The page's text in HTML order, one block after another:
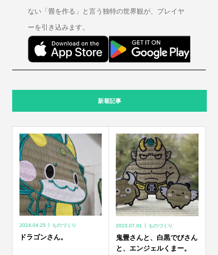
ない「畳を作る」と言う独特の世界観が、プレイヤ
ーを引き込みます。
新着記事
2024.04.25 ものづくり
ドラゴンさん。
2023.07.01 ものづくり
鬼畳さんと、白黒でびさん
と、エンジェルくまー。